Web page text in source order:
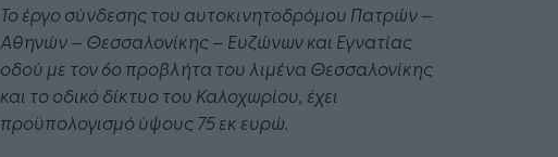
Το έργο σύνδεσης του αυτοκινητοδρόμου Πατρών –
Αθηνών – Θεσσαλονίκης – Ευζώνων και Εγνατίας
οδού με τον 6ο προβλήτα του λιμένα Θεσσαλονίκης
και το οδικό δίκτυο του Καλοχωρίου, έχει
προϋπολογισμό ύψους 75 εκ ευρώ.